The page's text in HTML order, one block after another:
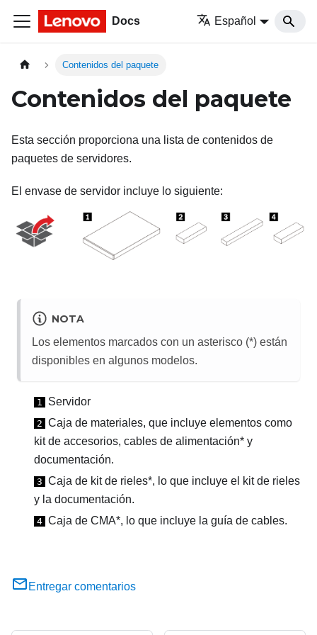
Docs Español
Contenidos del paquete
Contenidos del paquete
Esta sección proporciona una lista de contenidos de
paquetes de servidores.
El envase de servidor incluye lo siguiente:
NOTA
Los elementos marcados con un asterisco (*) están
disponibles en algunos modelos.
1 Servidor
2 Caja de materiales, que incluye elementos como
kit de accesorios, cables de alimentación* y
documentación.
3 Caja de kit de rieles*, lo que incluye el kit de rieles
y la documentación.
4 Caja de CMA*, lo que incluye la guía de cables.
Entregar comentarios